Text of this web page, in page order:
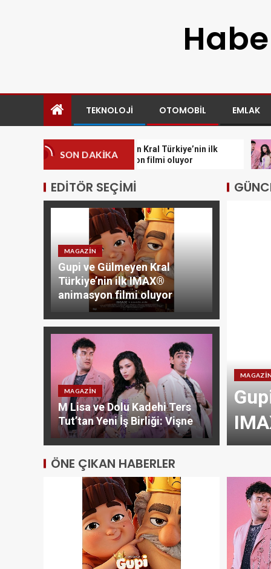
TEKNOLOJI OTOMOBIL EMLAK
SON DAKIKA
Gupi ve Gülmeyen Kral Türkiye’nin ilk
IMAX® animasyon filmi oluyor
M
İş
EDITÖR SEÇIMI
MAGAZIN
Gupi ve Gülmeyen Kral
Türkiye’nin ilk IMAX®
animasyon filmi oluyor
MAGAZIN
M Lisa ve Dolu Kadehi Ters
Tut’tan Yeni İş Birliği: Vişne
uzanan tercih
ÖNE ÇIKAN HABERLER